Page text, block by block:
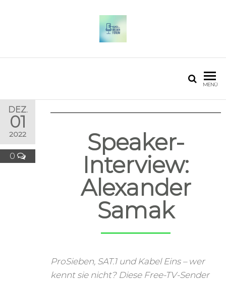
MENÜ
DEZ.
01
2022
0
Speaker-
Interview:
Alexander
Samak
ProSieben, SAT.1 und Kabel Eins – wer
kennt sie nicht? Diese Free-TV-Sender